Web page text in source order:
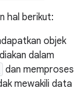
hal berikut:
objek
dalam
dan memproses
mewakili data